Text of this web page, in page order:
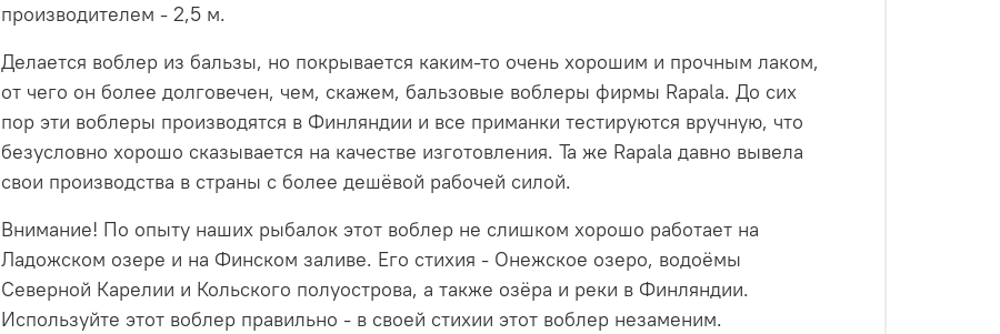
производителем - 2,5 м.
Делается воблер из бальзы, но покрывается каким-то очень хорошим и прочным лаком,
от чего он более долговечен, чем, скажем, бальзовые воблеры фирмы Rapala. До сих
пор эти воблеры производятся в Финляндии и все приманки тестируются вручную, что
безусловно хорошо сказывается на качестве изготовления. Та же Rapala давно вывела
свои производства в страны с более дешёвой рабочей силой.
Внимание! По опыту наших рыбалок этот воблер не слишком хорошо работает на
Ладожском озере и на Финском заливе. Его стихия - Онежское озеро, водоёмы
Северной Карелии и Кольского полуострова, а также озёра и реки в Финляндии.
Используйте этот воблер правильно - в своей стихии этот воблер незаменим.